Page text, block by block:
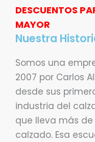
DESCUENTOS
MAYOR
Nuestra
Somos una
2007 por Carlos
desde sus
industria del
que lleva más
calzado. Esa